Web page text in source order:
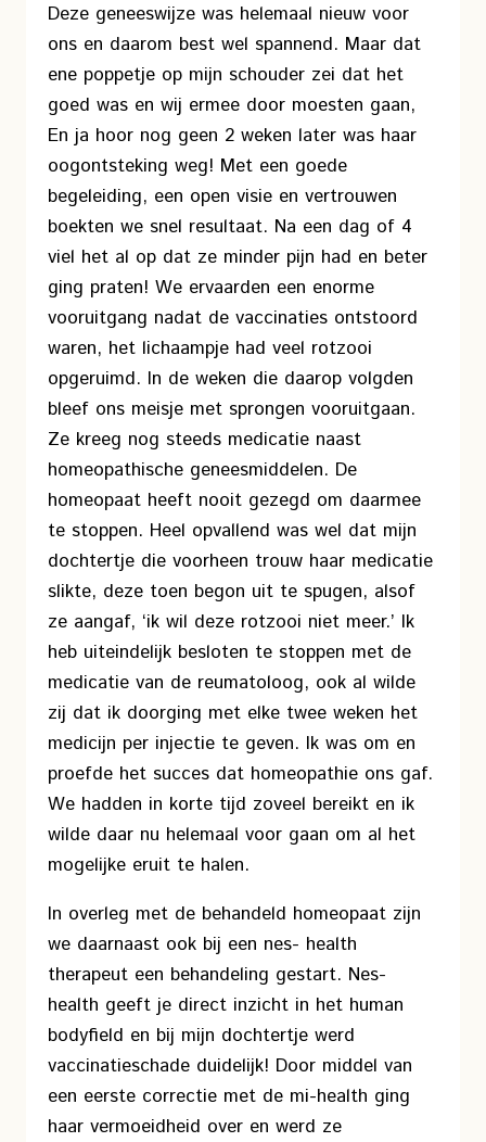
Deze geneeswijze was helemaal nieuw voor
ons en daarom best wel spannend. Maar dat
ene poppetje op mijn schouder zei dat het
goed was en wij ermee door moesten gaan,
En ja hoor nog geen 2 weken later was haar
oogontsteking weg! Met een goede
begeleiding, een open visie en vertrouwen
boekten we snel resultaat. Na een dag of 4
viel het al op dat ze minder pijn had en beter
ging praten! We ervaarden een enorme
vooruitgang nadat de vaccinaties ontstoord
waren, het lichaampje had veel rotzooi
opgeruimd. In de weken die daarop volgden
bleef ons meisje met sprongen vooruitgaan.
Ze kreeg nog steeds medicatie naast
homeopathische geneesmiddelen. De
homeopaat heeft nooit gezegd om daarmee
te stoppen. Heel opvallend was wel dat mijn
dochtertje die voorheen trouw haar medicatie
slikte, deze toen begon uit te spugen, alsof
ze aangaf, ‘ik wil deze rotzooi niet meer.’ Ik
heb uiteindelijk besloten te stoppen met de
medicatie van de reumatoloog, ook al wilde
zij dat ik doorging met elke twee weken het
medicijn per injectie te geven. Ik was om en
proefde het succes dat homeopathie ons gaf.
We hadden in korte tijd zoveel bereikt en ik
wilde daar nu helemaal voor gaan om al het
mogelijke eruit te halen.
In overleg met de behandeld homeopaat zijn
we daarnaast ook bij een nes- health
therapeut een behandeling gestart. Nes-
health geeft je direct inzicht in het human
bodyfield en bij mijn dochtertje werd
vaccinatieschade duidelijk! Door middel van
een eerste correctie met de mi-health ging
haar vermoeidheid over en werd ze